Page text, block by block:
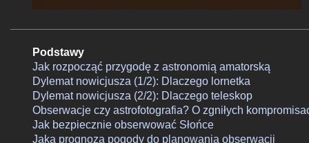
Podstawy
Jak rozpocząć przygodę z astronomią amatorską
Dylemat nowicjusza (1/2): Dlaczego lornetka
Dylemat nowicjusza (2/2): Dlaczego teleskop
Obserwacje czy astrofotografia? O zgniłych
Jak bezpiecznie obserwować Słońce
Jaka prognoza pogody do planowania obserwacji